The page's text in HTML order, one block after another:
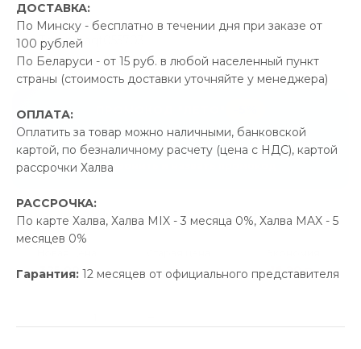
ДОСТАВКА:
По Минску - бесплатно в течении дня при заказе от
100 рублей
По Беларуси - от 15 руб. в любой населенный пункт
страны (стоимость доставки уточняйте у менеджера)
ОПЛАТА:
Оплатить за товар можно наличными, банковской
картой, по безналичному расчету (цена с НДС), картой
рассрочки Халва
РАССРОЧКА:
По карте Халва, Халва MIX - 3 месяца 0%, Халва MAX - 5
месяцев 0%
Гарантия: 12 месяцев от официального представителя
Производитель:Ростела
Код Товара: aqt055703
Экономия 16.90 р.
Позвонить и назвать промокод
В наличии
325.00 р. 341.90 р. 16.90 р.